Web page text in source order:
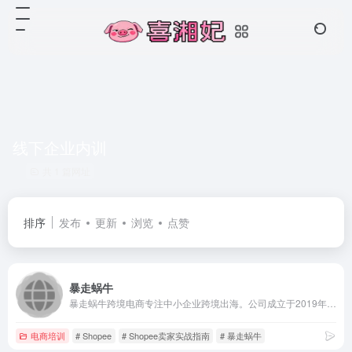
排序 发布 更新 浏览 点赞
暴走蜗牛
电商培训 # Shopee # Shopee卖家实战指南 # 暴走蜗牛